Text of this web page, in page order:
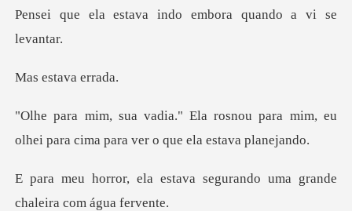
Baixar App va indo embora quan
tava e
nou para mim, eu
olhei para cima pa
ava segurando uma grande
c